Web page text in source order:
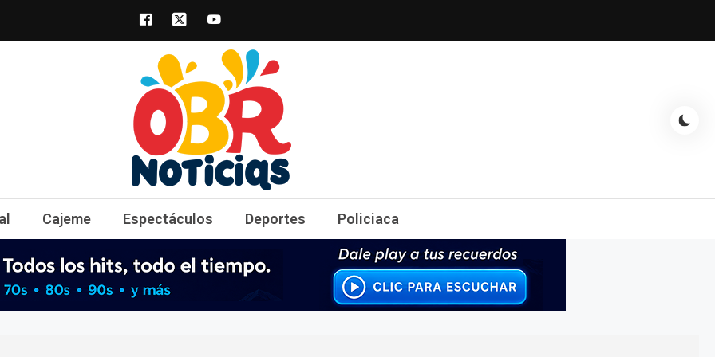
obrnoticias.com
obr noticias noticias, entretenimiento y espectáculos, entrevistas con famosos, showbizz, podcast, chismes y
Cajeme Espectáculos Deportes Policiaca